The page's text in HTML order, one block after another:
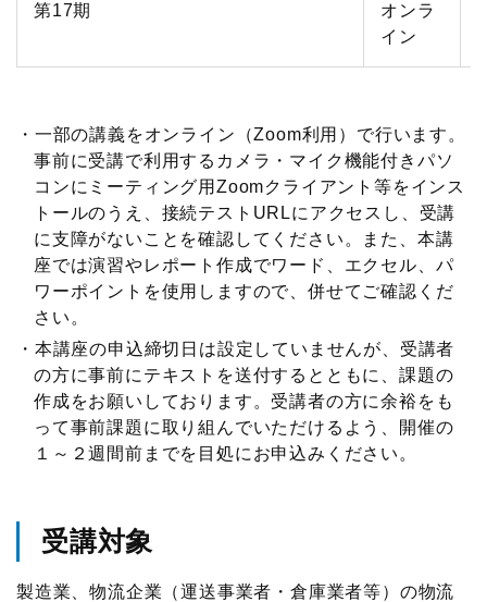
ロジスティクス
物流現場改善優良認定
ライブラリ
会員ライブラリ
物流現場改善事例集
物流技術管理士「優秀論文」
調査研究実績一覧
第17期
オンラ
イン
一部の講義をオンライン（Zoom利用）で行います。
事前に受講で利用するカメラ・マイク機能付きパソ
コンにミーティング用Zoomクライアント等をインス
トールのうえ、接続テストURLにアクセスし、受講
に支障がないことを確認してください。また、本講
座では演習やレポート作成でワード、エクセル、パ
ワーポイントを使用しますので、併せてご確認くだ
さい。
本講座の申込締切日は設定していませんが、受講者
の方に事前にテキストを送付するとともに、課題の
作成をお願いしております。受講者の方に余裕をも
って事前課題に取り組んでいただけるよう、開催の
１～２週間前までを目処にお申込みください。
受講対象
製造業、物流企業（運送事業者・倉庫業者等）の物流